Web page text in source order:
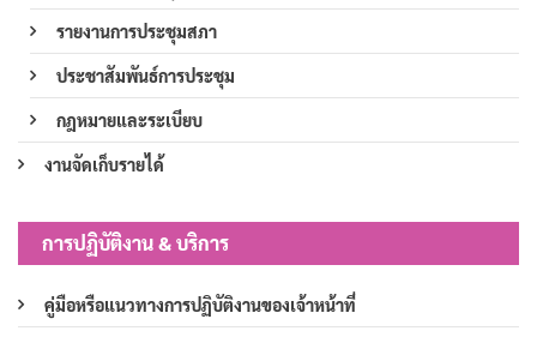
รายงานการประชุมสภา
ประชาสัมพันธ์การประชุม
กฎหมายและระเบียบ
งานจัดเก็บรายได้
การปฏิบัติงาน & บริการ
คู่มือหรือแนวทางการปฏิบัติงานของเจ้าหน้าที่